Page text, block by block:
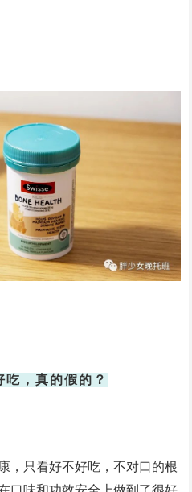
吃，真的假的？
，只看好不好吃，不对口的根